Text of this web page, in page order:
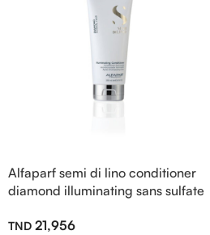
Alfaparf semi di lino conditioner
diamond illuminating sans sulfate
21,956